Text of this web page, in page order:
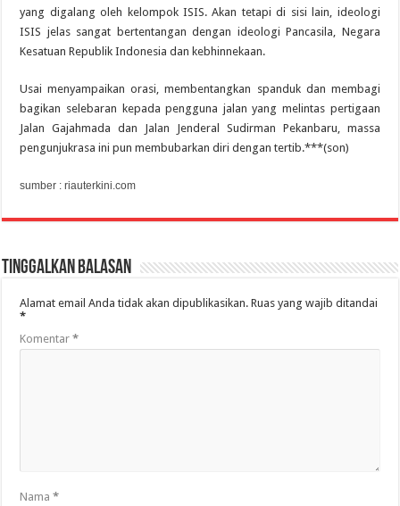
yang digalang oleh kelompok ISIS. Akan tetapi di sisi lain, ideologi
ISIS jelas sangat bertentangan dengan ideologi Pancasila, Negara
Kesatuan Republik Indonesia dan kebhinnekaan.
Usai menyampaikan orasi, membentangkan spanduk dan membagi
bagikan selebaran kepada pengguna jalan yang melintas pertigaan
Jalan Gajahmada dan Jalan Jenderal Sudirman Pekanbaru, massa
pengunjukrasa ini pun membubarkan diri dengan tertib.***(son)
sumber : riauterkini.com
Tinggalkan Balasan
Alamat email Anda tidak akan dipublikasikan. Ruas yang wajib ditandai
*
Komentar*
Nama*